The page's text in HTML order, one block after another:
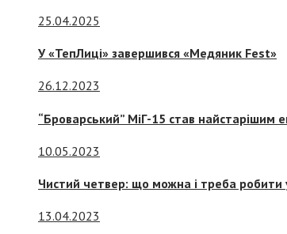
25.04.2025
У «ТепЛиці» завершився «Медяник Fest»
26.12.2023
“Броварський” МіГ-15 став найстарішим
10.05.2023
Чистий четвер: що можна і треба робити
13.04.2023